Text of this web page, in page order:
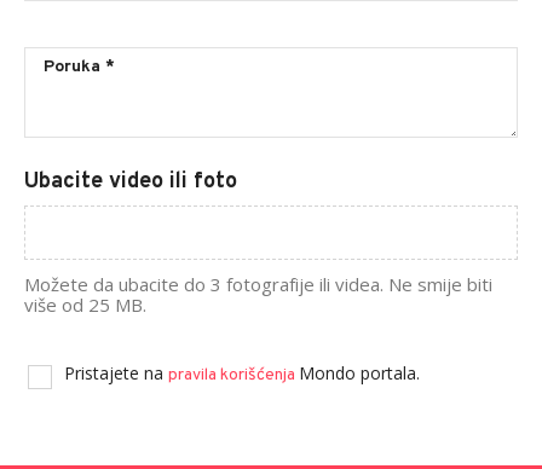
Ubacite video ili foto
Možete da ubacite do 3 fotografije ili videa. Ne smije biti
više od 25 MB.
Pristajete na pravila korišćenja Mondo portala.